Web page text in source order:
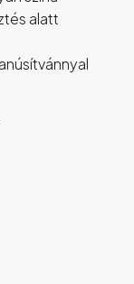
alatt